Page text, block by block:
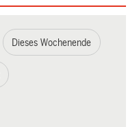
Dieses Wochenende